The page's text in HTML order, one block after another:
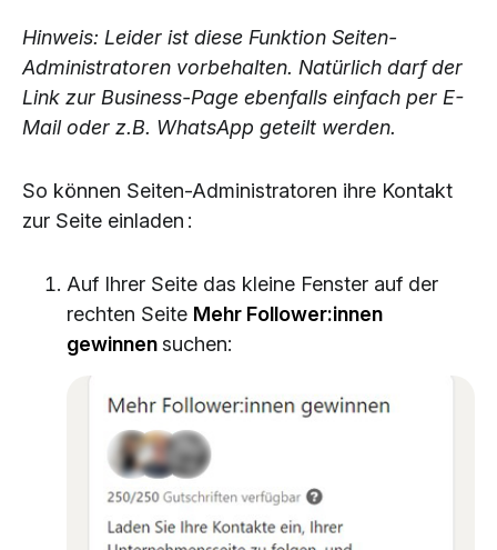
Hinweis: Leider ist diese Funktion Seiten-
Administratoren vorbehalten. Natürlich darf der
Link zur Business-Page ebenfalls einfach per E-
Mail oder z.B. WhatsApp geteilt werden.
So können Seiten-Administratoren ihre Kontakt
zur Seite einladen :
Auf Ihrer Seite das kleine Fenster auf der
rechten Seite Mehr Follower:innen
gewinnensuchen: